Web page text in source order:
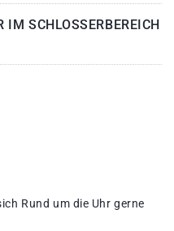
IM SCHLOSSERBEREICH
Rund um die Uhr gerne